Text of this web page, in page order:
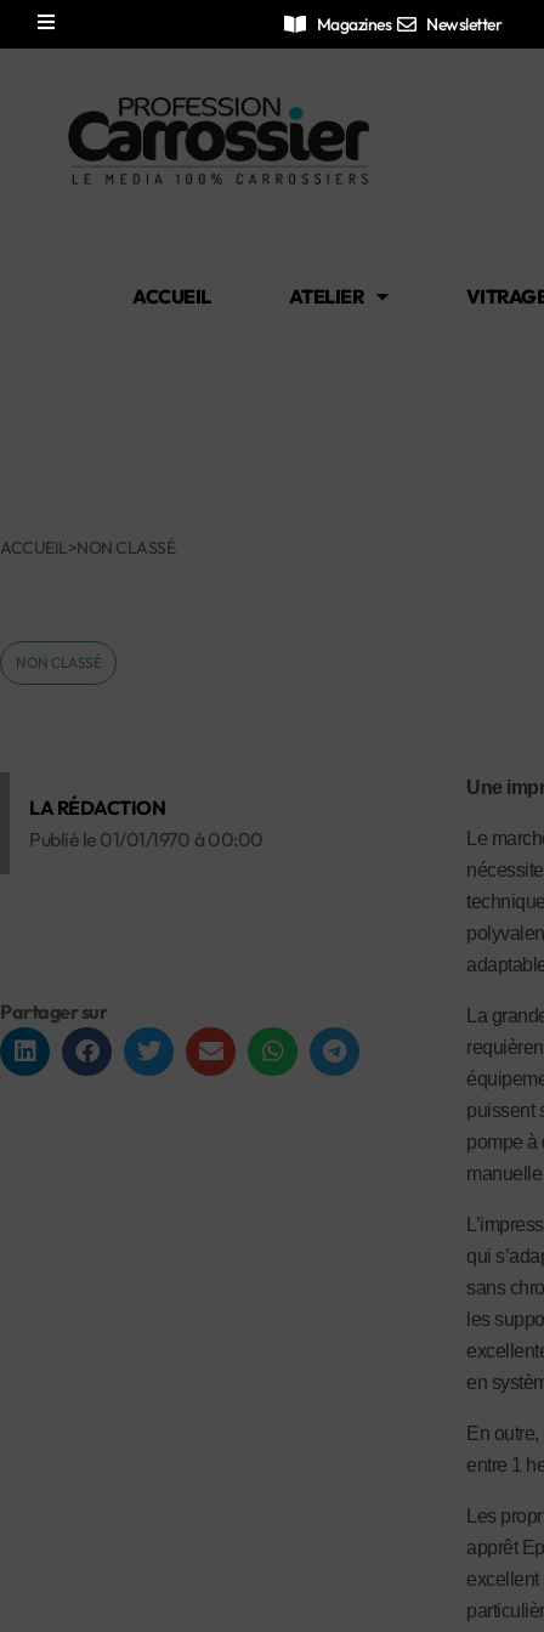
Magazines Newsletter
ACCUEIL ATELIER
ACCUEIL >NON CLASSÉ
NON CLASSÉ
LA RÉDACTION
Publié le 01/01/1970 à 00:00
Partager sur
Une
Le
La
puissent
pompe à
qui
sans
les
en
En
entre 1
Les
apprêt
excellent